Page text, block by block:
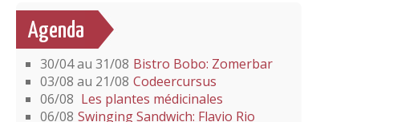
Agenda
30/04 au 31/08 Bistro Bobo: Zomerbar
03/08 au 21/08 Codeercursus
06/08 Les plantes médicinales
06/08 Swinging Sandwich: Flavio Rio